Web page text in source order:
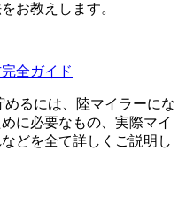
お教えします。
全ガイド
るには、陸マイラーにな
に必要なもの、実際マイ
どを全て詳しくご説明し